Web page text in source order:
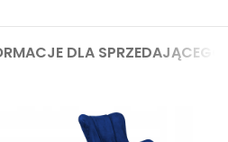
DLA SPRZEDAJĄCEGO